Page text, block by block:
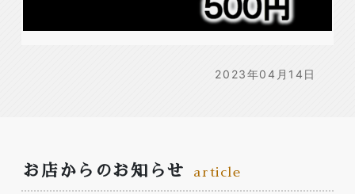
2023年04月14日
お店からのお知らせ article